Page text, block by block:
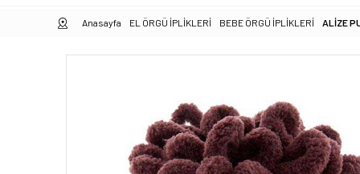
Anasayfa EL ÖRGÜ İPLİKLERİ BEBE ÖRGÜ İPLİKLERİ ALİZE